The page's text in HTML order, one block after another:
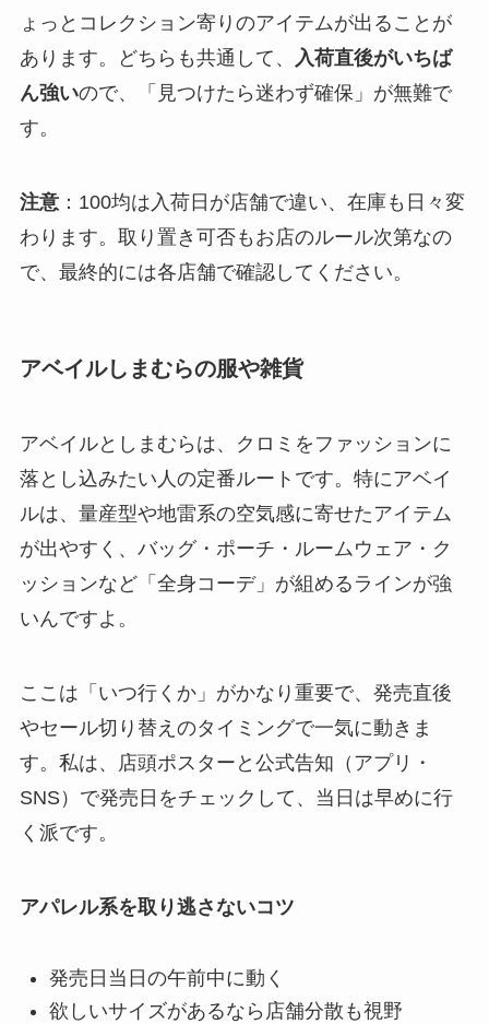
ょっとコレクション寄りのアイテムが出ることが
あります。どちらも共通して、
入荷直後がいちば
ん強いので、「見つけたら迷わず確保」が無難で
す。
注意：100均は入荷日が店舗で違い、在庫も日々変
わります。取り置き可否もお店のルール次第なの
で、最終的には各店舗で確認してください。
アベイルしまむらの服や雑貨
アベイルとしまむらは、クロミをファッションに
落とし込みたい人の定番ルートです。特にアベイ
ルは、量産型や地雷系の空気感に寄せたアイテム
が出やすく、バッグ・ポーチ・ルームウェア・ク
ッションなど「全身コーデ」が組めるラインが強
いんですよ。
ここは「いつ行くか」がかなり重要で、発売直後
やセール切り替えのタイミングで一気に動きま
す。私は、店頭ポスターと公式告知（アプリ・
SNS）で発売日をチェックして、当日は早めに行
く派です。
アパレル系を取り逃さないコツ
発売日当日の午前中に動く
欲しいサイズがあるなら店舗分散も視野